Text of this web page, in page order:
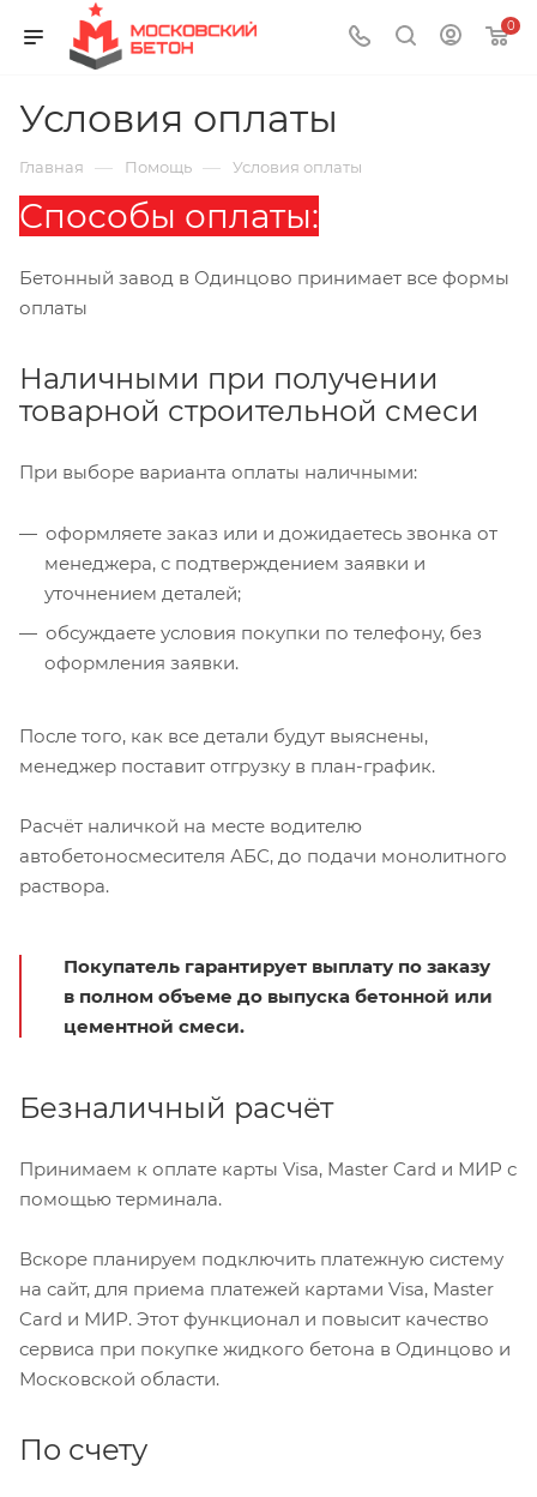
0
Условия оплаты
Главная — Помощь — Условия оплаты
Способы оплаты:
Бетонный завод в Одинцово принимает все формы
оплаты
Наличными при получении
товарной строительной смеси
При выборе варианта оплаты наличными:
оформляете заказ или и дожидаетесь звонка от
менеджера, с подтверждением заявки и
уточнением деталей;
обсуждаете условия покупки по телефону, без
оформления заявки.
После того, как все детали будут выяснены,
менеджер поставит отгрузку в план-график.
Расчёт наличкой на месте водителю
автобетоносмесителя АБС, до подачи монолитного
раствора.
Покупатель гарантирует выплату по заказу
в полном объеме до выпуска бетонной или
цементной смеси.
Безналичный расчёт
Принимаем к оплате карты Visa, Master Card и МИР с
помощью терминала.
Вскоре планируем подключить платежную систему
на сайт, для приема платежей картами Visa, Master
Card и МИР. Этот функционал и повысит качество
сервиса при покупке жидкого бетона в Одинцово и
Московской области.
По счету